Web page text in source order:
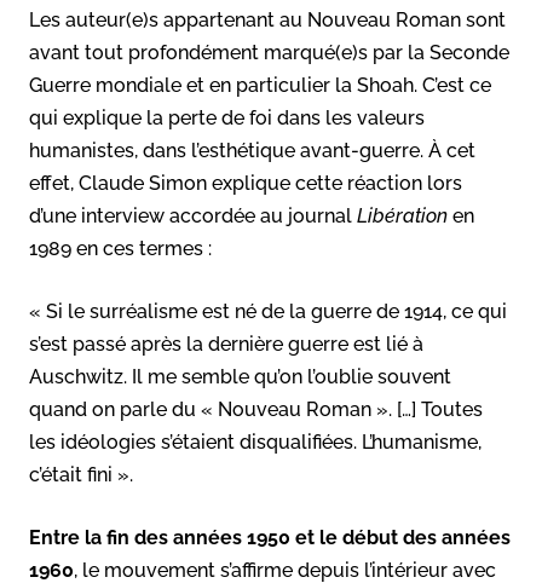
Les auteur(e)s appartenant au Nouveau Roman sont
avant tout profondément marqué(e)s par la Seconde
Guerre mondiale et en particulier la Shoah. C’est ce
qui explique la perte de foi dans les valeurs
humanistes, dans l’esthétique avant-guerre. À cet
effet, Claude Simon explique cette réaction lors
d’une interview accordée au journal Libération en
1989 en ces termes :
« Si le surréalisme est né de la guerre de 1914, ce qui
s’est passé après la dernière guerre est lié à
Auschwitz. Il me semble qu’on l’oublie souvent
quand on parle du « Nouveau Roman ». […] Toutes
les idéologies s’étaient disqualifiées. L’humanisme,
c’était fini ».
Entre la fin des années 1950 et le début des années
1960, le mouvement s’affirme depuis l’intérieur avec